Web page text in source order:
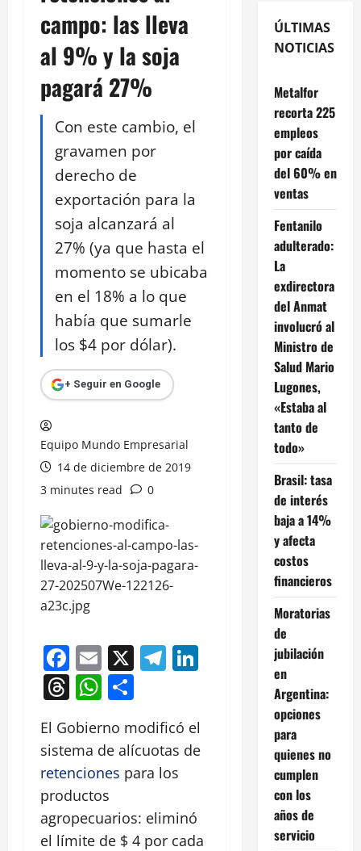
campo: las lleva
al 9% y la soja
pagará 27%
Con este cambio, el
gravamen por
derecho de
exportación para la
soja alcanzará al
27% (ya que hasta el
momento se ubicaba
en el 18% a lo que
había que sumarle
los $4 por dólar).
+ Seguir en Google
Equipo Mundo Empresarial
14 de diciembre de 2019
3 minutes read
0
Facebook
Email
X Telegram
LinkedIn
Threads
WhatsApp
El Gobierno modificó el
sistema de alícuotas de
retenciones para los
productos
agropecuarios: eliminó
el límite de $ 4 por cada
ÚLTIMAS
NOTICIAS
Metalfor
recorta 225
empleos
por caída
del 60% en
ventas
Fentanilo
adulterado:
La
exdirectora
del Anmat
involucró al
Ministro de
Salud Mario
Lugones,
«Estaba al
tanto de
todo»
Brasil: tasa
de interés
baja a 14%
y afecta
costos
financieros
Moratorias
de
jubilación
en
Argentina:
opciones
para
quienes no
cumplen
con los
años de
servicio